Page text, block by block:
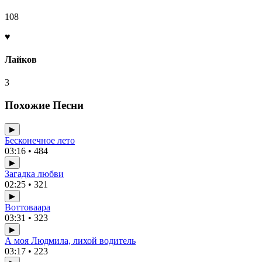
108
♥
Лайков
3
Похожие Песни
▶
Бесконечное лето
03:16 • 484
▶
Загадка любви
02:25 • 321
▶
Воттоваара
03:31 • 323
▶
А моя Людмила, лихой водитель
03:17 • 223